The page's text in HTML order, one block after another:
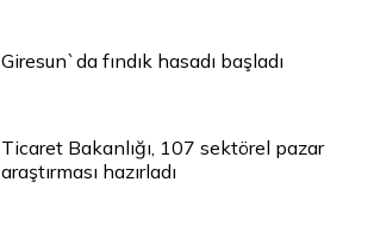
Giresun`da fındık hasadı başladı
Ticaret Bakanlığı, 107 sektörel pazar
araştırması hazırladı